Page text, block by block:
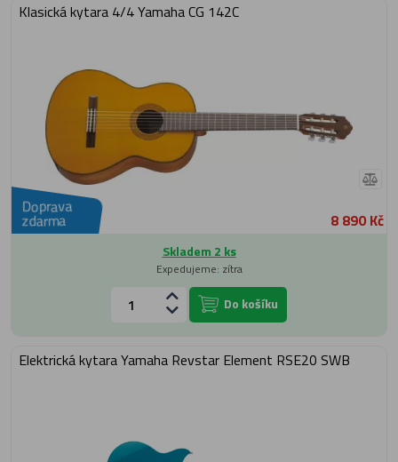
Klasická kytara 4/4 Yamaha CG 142C
Doprava
zdarma 8 890 Kč
Skladem 2 ks
Expedujeme: zítra
Do košíku
Elektrická kytara Yamaha Revstar Element RSE20 SWB